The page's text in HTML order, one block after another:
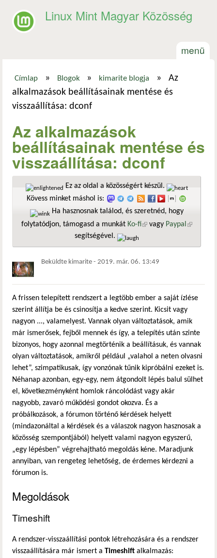
Linux Mint Magyar Közösség
menü
Jelenlegi hely
Címlap » Blogok » kimarite blogja »
Az
alkalmazások beállításainak mentése és
visszaállítása: dconf
Az alkalmazások
beállításainak mentése és
visszaállítása: dconf
Ez az oldal a közösségért készül.
Kövess minket máshol is:
Ha hasznosnak találod, és szeretnéd, hogy
folytatódjon, támogasd a munkát Ko-fi(külső hivatkozás)
vagy Paypal
segítségével.
Beküldte kimarite - 2019. már. 06. 13:49
A frissen telepített rendszert a legtöbb ember a saját ízlése
szerint állítja be és csinosítja a kedve szerint. Kicsit vagy
nagyon ..., valamelyest. Vannak olyan változtatások, amik
már ismerősek, fejből mennek és így, a telepítés után szinte
bizonyos, hogy azonnal megtörténik a beállításuk, és vannak
olyan változtatások, amikről például „valahol a neten olvasni
lehet”, szimpatikusak, így vonzónak tűnik kipróbálni ezeket is.
Néhanap azonban, egy-egy, nem átgondolt lépés balul sülhet
el, következményként homlok ráncolódást vagy akár
nagyobb, zavaró működési gondot okozva. És a
próbálkozások, a fórumon történő kérdések helyett
(mindazonáltal a kérdések és a válaszok nagyon hasznosak a
közösség szempontjából) helyett valami nagyon egyszerű,
„egy lépésben” végrehajtható megoldás kéne. Maradjunk
annyiban, van rengeteg lehetőség, de érdemes kérdezni a
fórumon is.
Megoldások
Timeshift
A rendszer-visszaállítási pontok létrehozására és a rendszer
visszaállítására már ismert a Timeshift alkalmazás: